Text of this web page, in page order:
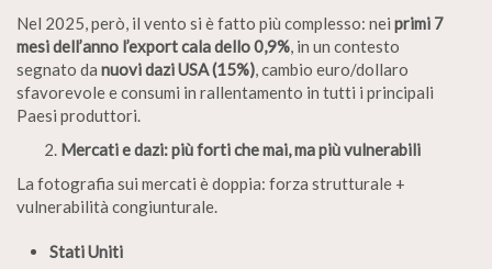
Nel 2025, però, il vento si è fatto più complesso: nei primi 7
mesi dell’anno l’export cala dello 0,9%, in un contesto
segnato da nuovi dazi USA (15%), cambio euro/dollaro
sfavorevole e consumi in rallentamento in tutti i principali
Paesi produttori.
Mercati e dazi: più forti che mai, ma più vulnerabili
La fotografia sui mercati è doppia: forza strutturale +
vulnerabilità congiunturale.
Stati Uniti